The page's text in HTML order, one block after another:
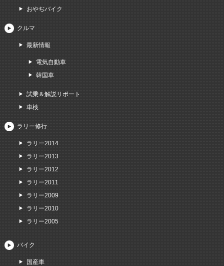
おやぢバイク
クルマ
最新情報
電気自動車
韓国車
試乗＆解説リポート
車検
ラリー修行
ラリー2014
ラリー2013
ラリー2012
ラリー2011
ラリー2009
ラリー2010
ラリー2005
バイク
国産車